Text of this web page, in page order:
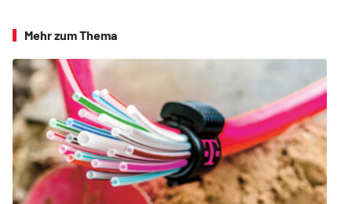
Mehr zum Thema